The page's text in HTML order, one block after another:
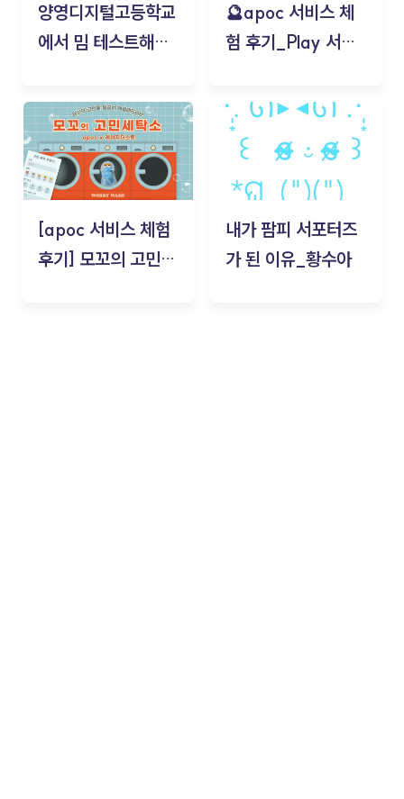
양영디지털고등학교
에서 밈 테스트해보
🔮apoc 서비스 체
험 후기_Play 서비
김태현
[apoc 서비스 체험
후기] 모꼬의 고민세
내가 팜피 서포터즈
가 된 이유_황수아